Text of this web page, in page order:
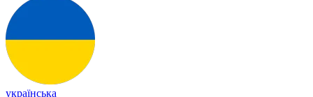
українська